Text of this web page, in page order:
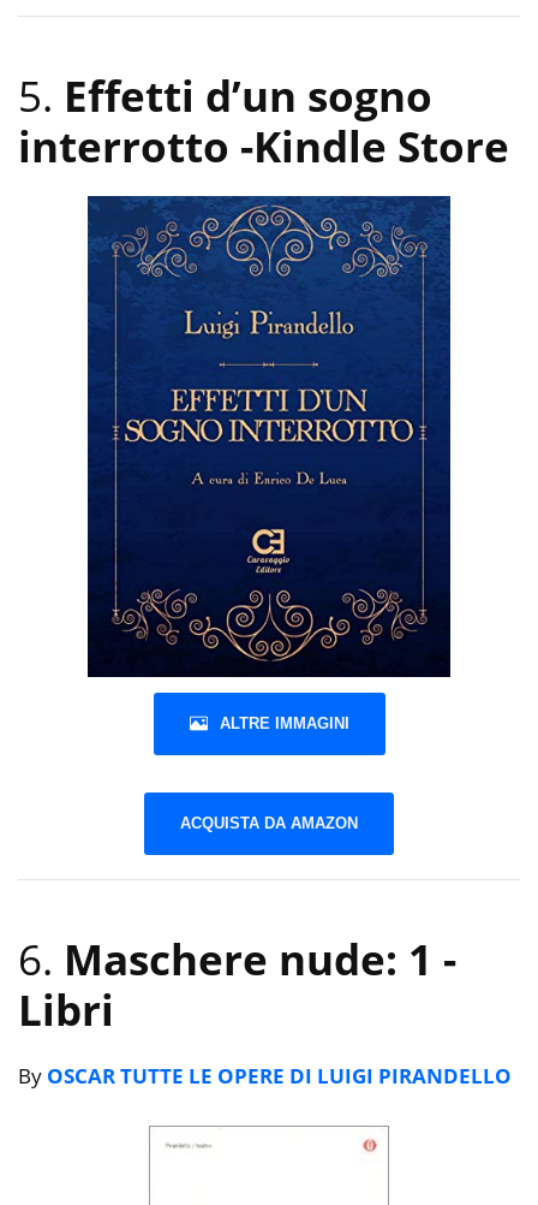
5. Effetti d’un sogno
interrotto -Kindle Store
ALTRE IMMAGINI
ACQUISTA DA AMAZON
6. Maschere nude: 1 -
Libri
By OSCAR TUTTE LE OPERE DI LUIGI PIRANDELLO